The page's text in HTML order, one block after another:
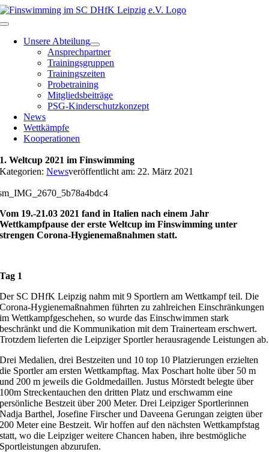
Zum
Inhalt
Toggle
NavigationUnsere Abteilung
Ansprechpartner
Trainingsgruppen
Trainingszeiten
Probetraining
Mitgliedsbeiträge
PSG-Kinderschutzkonzept
News
Wettkämpfe
Kooperationen
1. Weltcup 2021 im Finswimming
Kategorien:Newsveröffentlicht am: 22. März 2021
Vom 19.-21.03 2021 fand in Italien nach einem Jahr
Wettkampfpause der erste Weltcup im Finswimming unter
strengen Corona-Hygienemaßnahmen statt.
Tag 1
Der SC DHfK Leipzig nahm mit 9 Sportlern am Wettkampf teil. Die
Corona-Hygienemaßnahmen führten zu zahlreichen Einschränkungen
im Wettkampfgeschehen, so wurde das Einschwimmen stark
beschränkt und die Kommunikation mit dem Trainerteam erschwert.
Trotzdem lieferten die Leipziger Sportler herausragende Leistungen ab.
Drei Medalien, drei Bestzeiten und 10 top 10 Platzierungen erzielten
die Sportler am ersten Wettkampftag. Max Poschart holte über 50 m
und 200 m jeweils die Goldmedaillen. Justus Mörstedt belegte über
100m Streckentauchen den dritten Platz und erschwamm eine
persönliche Bestzeit über 200 Meter. Drei Leipziger Sportlerinnen
Nadja Barthel, Josefine Firscher und Daveena Gerungan zeigten über
200 Meter eine Bestzeit. Wir hoffen auf den nächsten Wettkampfstag
statt, wo die Leipziger weitere Chancen haben, ihre bestmögliche
Sportleistungen abzurufen.